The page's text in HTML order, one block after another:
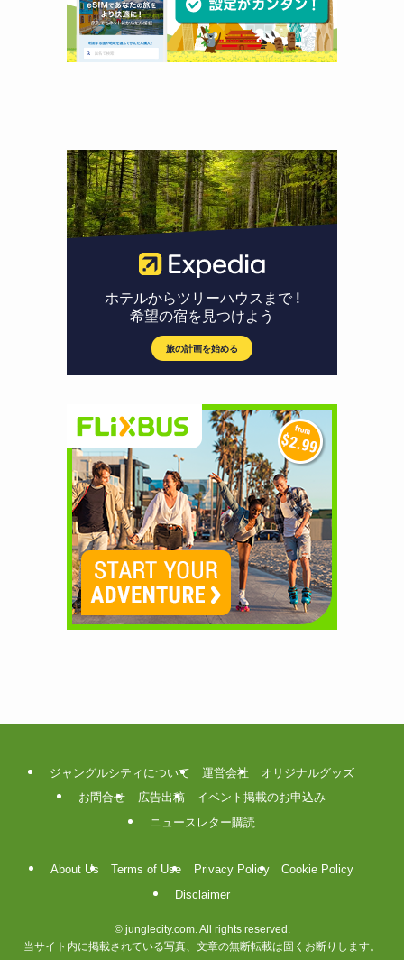
ジャングルシティについて 運営会社
オリジナルグッズ
お問合せ
広告出稿
イベント掲載のお申込み
ニュースレター購読
About Us Terms of Use Privacy Policy
Cookie Policy
Disclaimer
©junglecity.com. All rights reserved.
当サイト内に掲載されている写真、文章の無断転載は固くお断りします。